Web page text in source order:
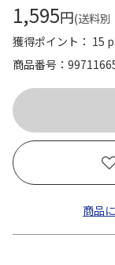
1,595円(送料別
獲得ポイント： 15
商品番号
商品